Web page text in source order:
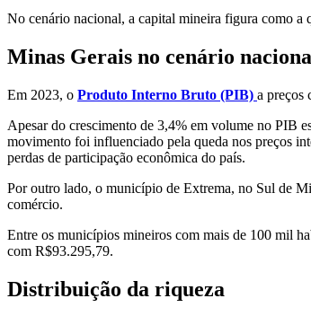
No cenário nacional, a capital mineira figura como a
Minas Gerais no cenário
Em 2023, o Produto Interno Bruto (PIB) a preços
Apesar do crescimento de 3,4% em volume no PIB
movimento foi influenciado pela queda nos preços
perdas de participação econômica do país.
Por outro lado, o município de Extrema, no Sul de
comércio.
Entre os municípios mineiros com mais de 100 mil
com R$93.295,79.
Distribuição da riqueza